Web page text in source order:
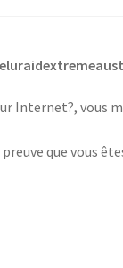
Internet?, vous
que vous